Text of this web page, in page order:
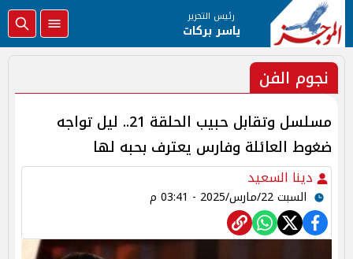
رئيس التحرير
ياسر بركات
نجوم الفن
مسلسل وتقابل حبيب الحلقة 21.. ليل تواجه
ضغوط العائلة وفارس يعترف بحبه لها
دينا السعيد
السبت 22/مارس/2025 - 03:41 م